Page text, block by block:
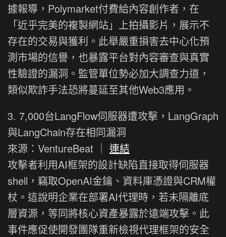
據報導，Polymarket付費給內容創作者，在
「近乎完美的複製網站」上拍攝影片，展示不
存在的交易與獲利。此舉嚴重損害去中心化預
測市場的信譽，也暴露平台對內容審查與真實
性驗證的漏洞。監管單位勢必加大調查力道，
類似欺詐手法恐將蔓延至其他Web3應用。
3. 7,000台LangFlow伺服器遭攻擊，LangGraph
與LangChain存在相同漏洞
來源：VentureBeat ｜ 連結
攻擊者利用AI框架的設計缺陷直接取得伺服器
shell，竊取OpenAI金鑰、資料庫憑證與CRM權
杖。這說明企業在部署AI代理時，若未隔離底
層資源，等同將核心資產暴露於遠端攻擊。此
事件應促使開發團隊重新檢視代理框架的安全